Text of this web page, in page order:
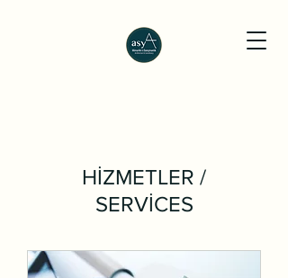
HİZMETLER /
SERVİCES